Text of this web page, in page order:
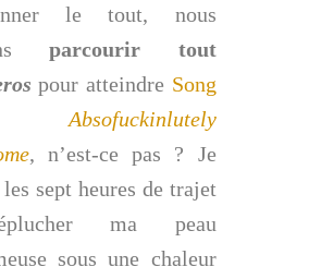
le tout, nous
parcourir tout
pour atteindre Song
Absofuckinlutely
, n’est-ce pas ? Je
les sept heures de trajet
ma peau
sous une chaleur